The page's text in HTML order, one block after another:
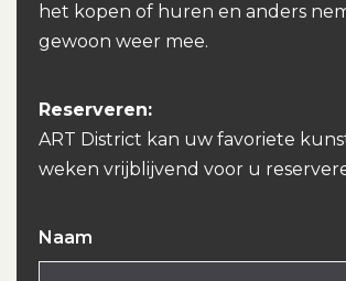
het kopen of huren en anders
gewoon weer mee.
Reserveren:
ART District kan uw favoriete
weken vrijblijvend voor u
Naam